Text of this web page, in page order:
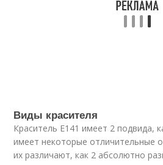
Виды красителя
Краситель Е141 имеет 2 подвида,
имеет некоторые отличительные
их различают, как 2 абсолютно